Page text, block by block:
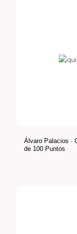
Álvaro Palacios ·
de 100 Puntos